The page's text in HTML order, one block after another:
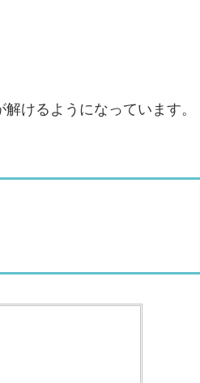
けるようになっています。